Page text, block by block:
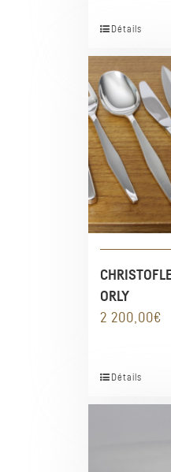
Détails
ORLY
2 200,00€
Détails